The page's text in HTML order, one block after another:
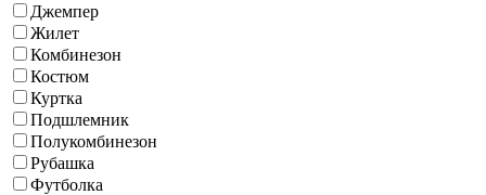
Джемпер
Жилет
Комбинезон
Костюм
Куртка
Подшлемник
Полукомбинезон
Рубашка
Футболка